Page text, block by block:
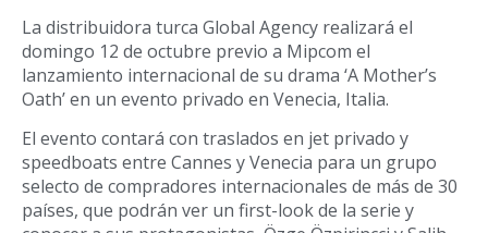
La distribuidora turca Global Agency realizará el
domingo 12 de octubre previo a Mipcom el
lanzamiento internacional de su drama ‘A Mother’s
Oath’ en un evento privado en Venecia, Italia.
El evento contará con traslados en jet privado y
speedboats entre Cannes y Venecia para un grupo
selecto de compradores internacionales de más de 30
países, que podrán ver un first-look de la serie y